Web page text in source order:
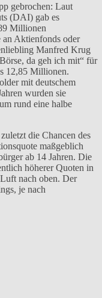
gebrochen: Laut
(DAI) gab es
Millionen
an Aktienfonds oder
Manfred Krug
da geh ich mit“ für
12,85 Millionen.
mit deutschem
wurden sie
rund eine halbe
die Chancen des
maßgeblich
ab 14 Jahren. Die
höherer Quoten in
nach oben. Der
je nach